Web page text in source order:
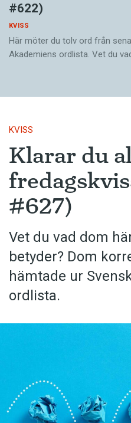
#622)
KVISS
Här möter du tolv ord från
Akademiens ordlista. Vet du
KVISS
Klarar du
#627)
Vet du vad dom
betyder? Dom
hämtade ur
ordlista.